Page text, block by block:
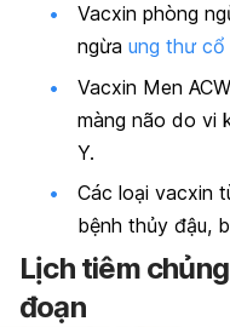
Vacxin phòng
ngừa ung thư cổ
Vacxin Men
màng não do vi
Y.
Các loại vacxin
bệnh thủy đậu,
Lịch tiêm
đoạn